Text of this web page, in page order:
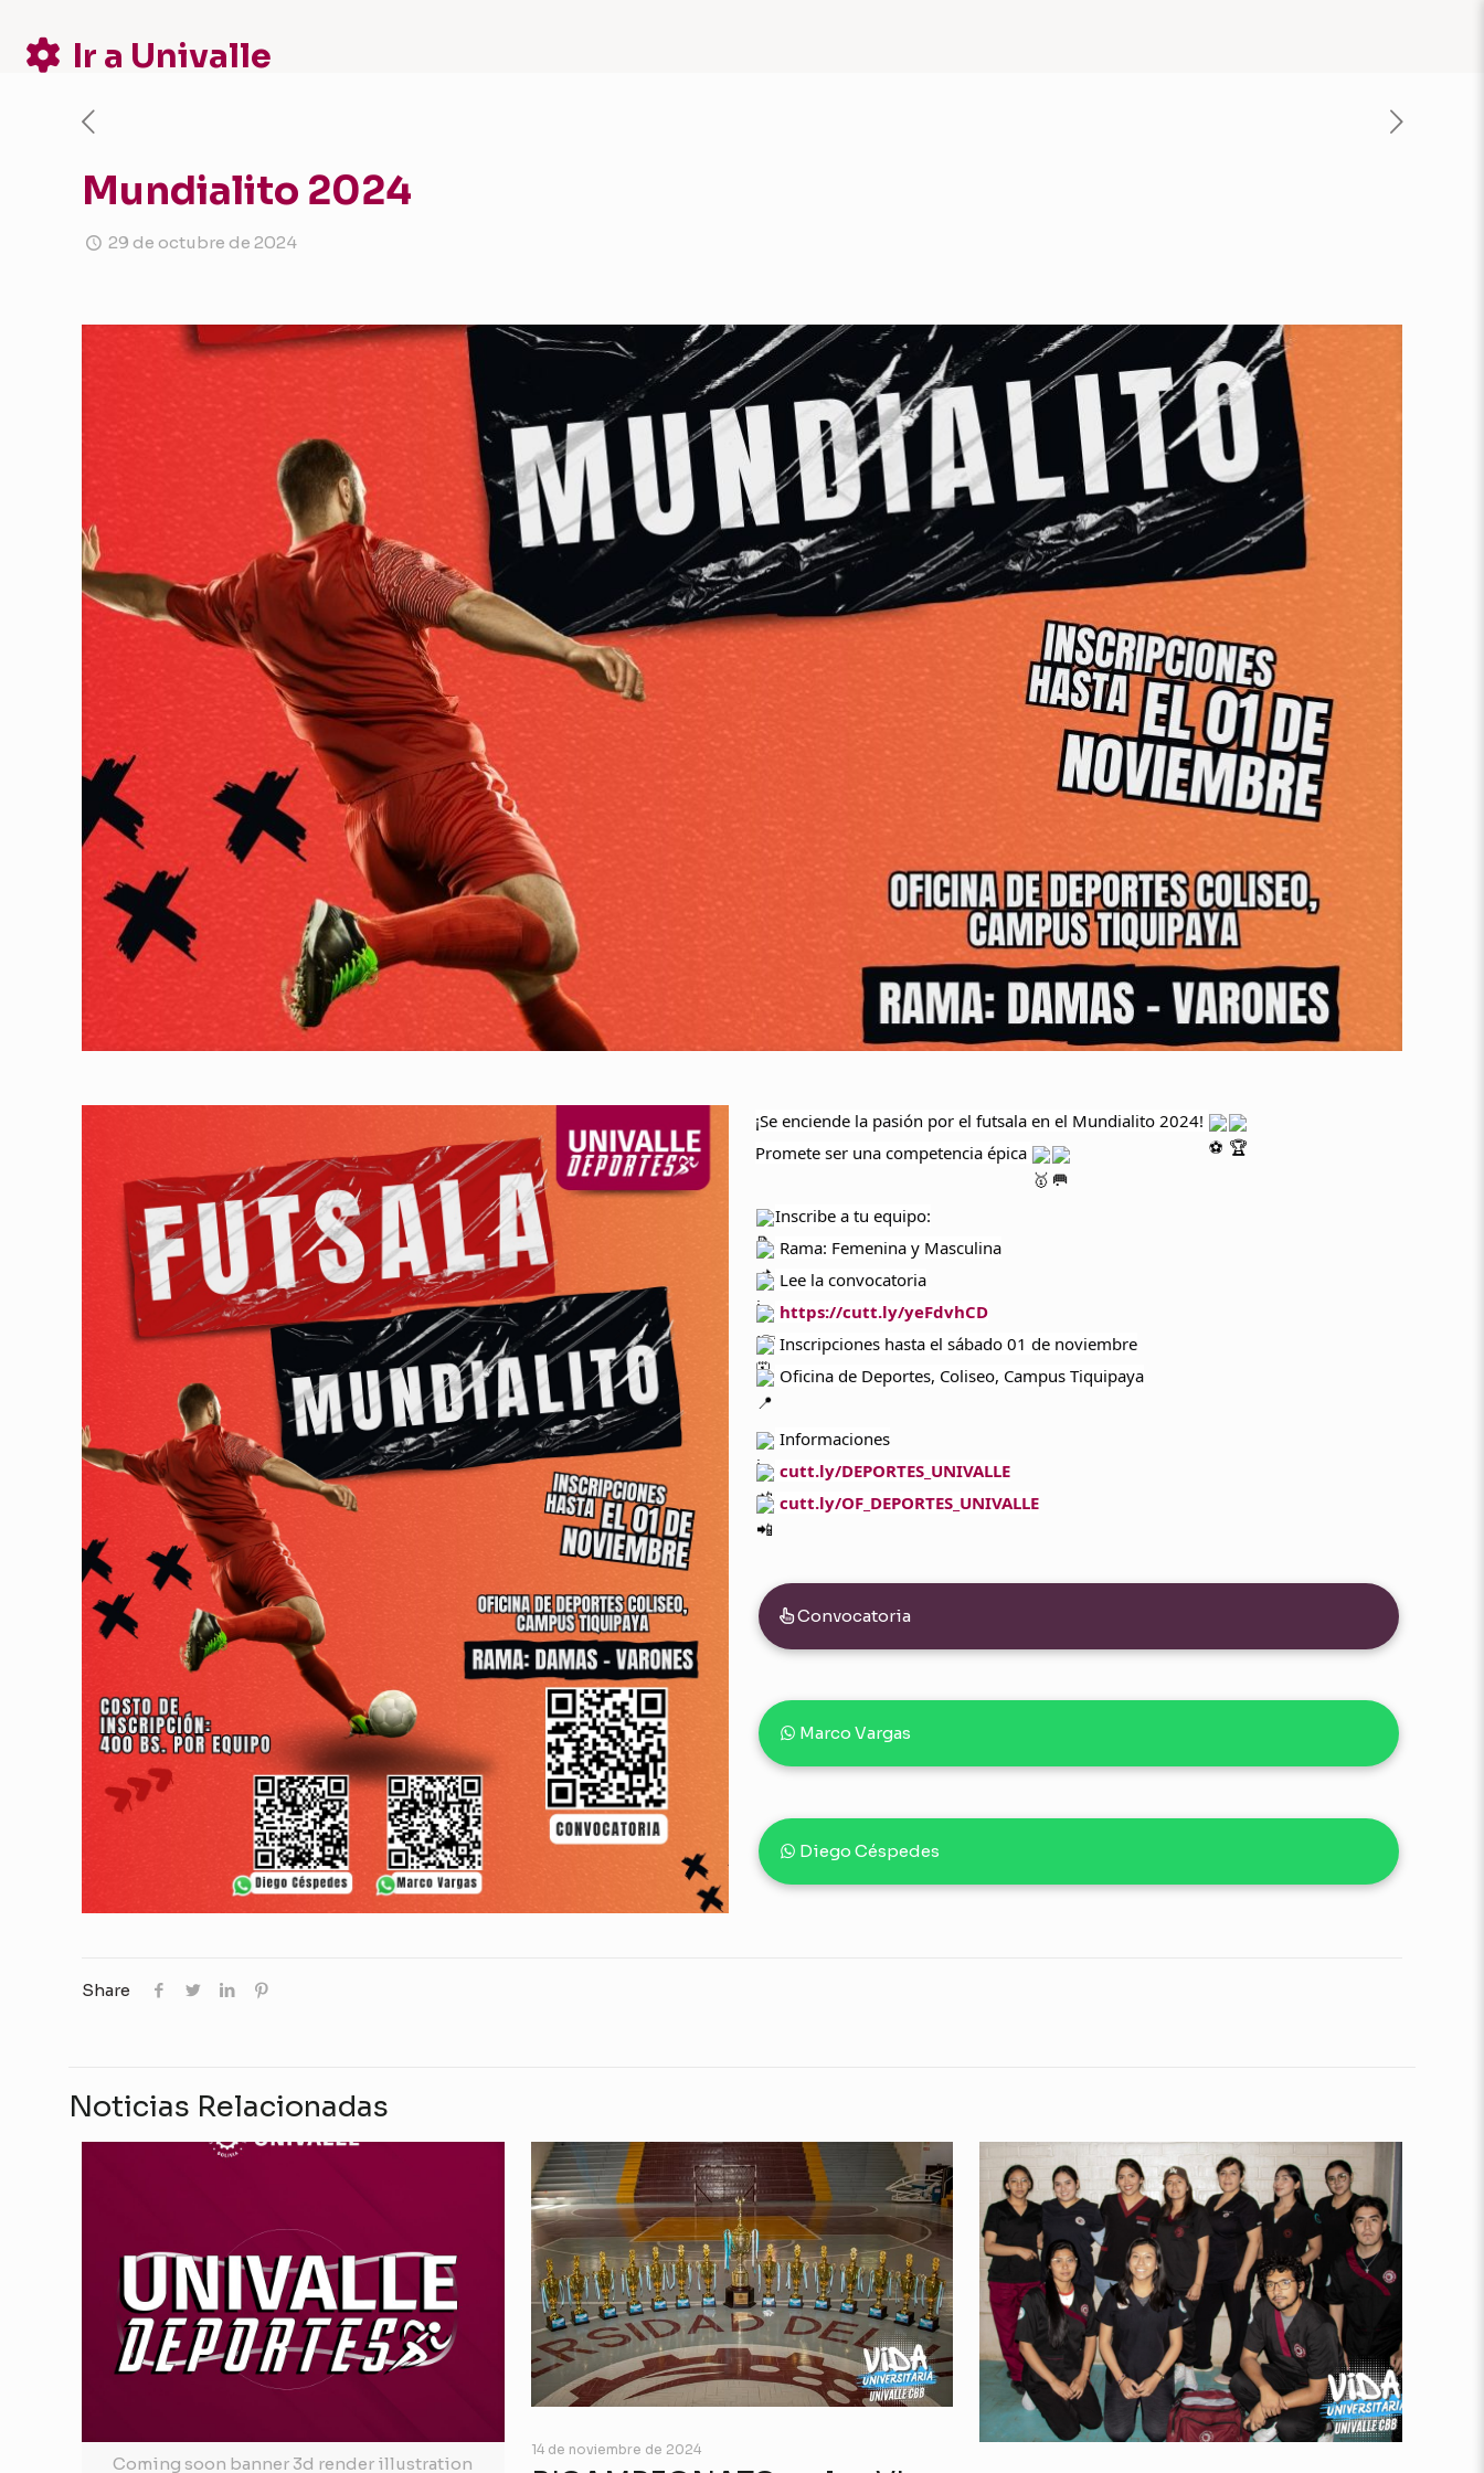
Ir a Univalle
Mundialito 2024
29 de octubre de 2024
¡Se enciende la pasión por el futsala en el Mundialito 2024!
Promete ser una competencia épica
Inscribe a tu equipo:
Rama: Femenina y Masculina
Lee la convocatoria
https://cutt.ly/yeFdvhCD
Inscripciones hasta el sábado 01 de noviembre
Oficina de Deportes, Coliseo, Campus Tiquipaya
Informaciones
cutt.ly/DEPORTES_UNIVALLE
cutt.ly/OF_DEPORTES_UNIVALLE
Convocatoria
Marco Vargas
Diego Céspedes
Share
Noticias Relacionadas
Coming soon banner 3d render illustration
14 de noviembre de 2024